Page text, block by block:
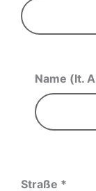
Name (lt.
Straße *